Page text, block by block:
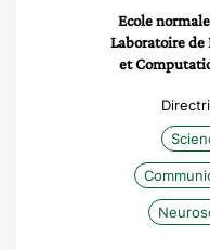
Ecole
Laboratoire de
et